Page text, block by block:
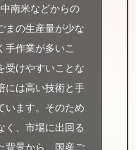
南米などからの
まの生産量が少な
手作業が多いこ
受けやすいことな
には高い技術と手
います。そのため
く、市場に出回る
背景から、国産ご